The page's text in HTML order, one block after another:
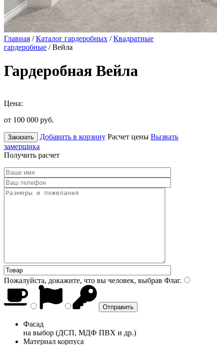
Главная /Каталог гардеробных /Квадратные
гардеробные / Вейла
Гардеробная Вейла
Цена:
от 100 000 руб.
Заказать Добавить в корзину Расчет цены Вызвать
замерщика
Получить расчет
Пожалуйста, докажите, что вы человек, выбрав Флаг.
Фасад
на выбор (ДСП, МДФ ПВХ и др.)
Материал корпуса